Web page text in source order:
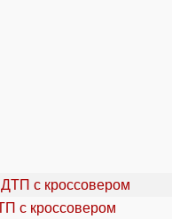
с кроссовером